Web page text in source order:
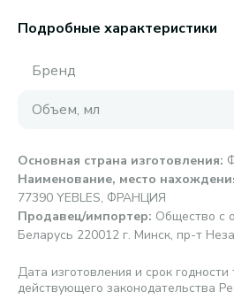
Подробные характеристики
Бренд
Объем, мл
Основная страна изготовления:
Наименование, место
77390 YEBLES, ФРАНЦИЯ
Продавец/импортер: Общество с
Беларусь 220012 г. Минск, пр-т
Дата изготовления и срок
действующего законодательства